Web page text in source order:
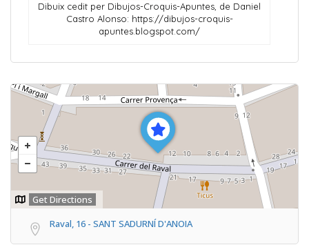
Dibuix cedit per Dibujos-Croquis-Apuntes, de Daniel
Castro Alonso: https://dibujos-croquis-
apuntes.blogspot.com/
Get Directions
Raval, 16 - SANT SADURNÍ D'ANOIA